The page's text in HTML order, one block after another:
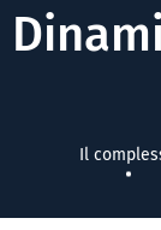
Il